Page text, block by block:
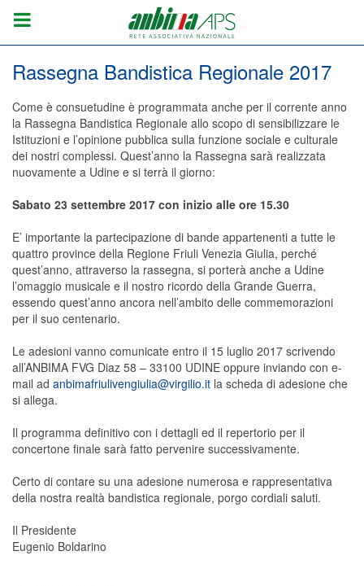
Rassegna Bandistica Regionale 2017
Come è consuetudine è programmata anche per il corrente anno
la Rassegna Bandistica Regionale allo scopo di sensibilizzare le
Istituzioni e l’opinione pubblica sulla funzione sociale e culturale
dei nostri complessi. Quest’anno la Rassegna sarà realizzata
nuovamente a Udine e si terrà il giorno:
Sabato 23 settembre 2017 con inizio alle ore 15.30
E’ importante la partecipazione di bande appartenenti a tutte le
quattro province della Regione Friuli Venezia Giulia, perché
quest’anno, attraverso la rassegna, si porterà anche a Udine
l’omaggio musicale e il nostro ricordo della Grande Guerra,
essendo quest’anno ancora nell’ambito delle commemorazioni
per il suo centenario.
Le adesioni vanno comunicate entro il 15 luglio 2017 scrivendo
all’ANBIMA FVG Diaz 58 – 33100 UDINE oppure inviando con e-
mail ad anbimafriulivengiulia@virgilio.it la scheda di adesione che
si allega.
Il programma definitivo con i dettagli ed il repertorio per il
concertone finale sarà fatto pervenire successivamente.
Certo di contare su una adesione numerosa e rappresentativa
della nostra realtà bandistica regionale, porgo cordiali saluti.
Il Presidente
Eugenio Boldarino